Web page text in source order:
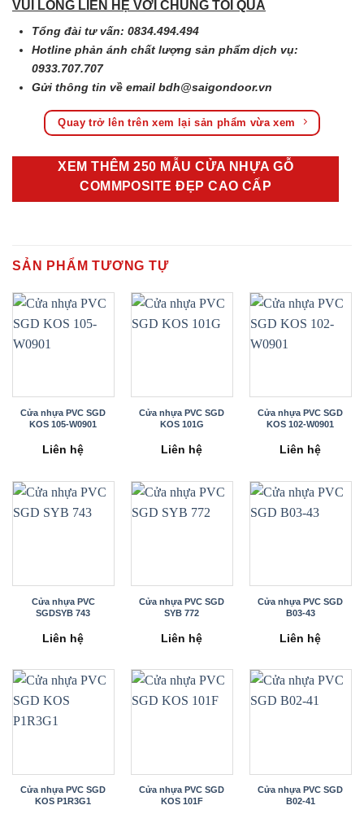
VUI LÒNG LIÊN HỆ VỚI CHÚNG TÔI QUA
Tổng đài tư vấn: 0834.494.494
Hotline phản ánh chất lượng sản phẩm dịch vụ:
0933.707.707
Gửi thông tin về emailbdh@saigondoor.vn
Quay trở lên trên xem lại sản phẩm vừa xem
XEM THÊM 250 MẪU CỬA NHỰA GỖ
COMMPOSITE ĐẸP CAO CẤP
SẢN PHẨM TƯƠNG TỰ
Cửa nhựa PVC SGD
KOS 105-W0901
Liên hệ
Cửa nhựa PVC SGD
KOS 101G
Liên hệ
Cửa nhựa PVC SGD
KOS 102-W0901
Liên hệ
Cửa nhựa PVC
SGDSYB 743
Liên hệ
Cửa nhựa PVC SGD
SYB 772
Liên hệ
Cửa nhựa PVC SGD
B03-43
Liên hệ
Cửa nhựa PVC SGD
KOS P1R3G1
Cửa nhựa PVC SGD
KOS 101F
Cửa nhựa PVC SGD
B02-41